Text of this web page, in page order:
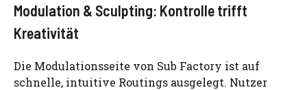
Modulation & Sculpting: Kontrolle trifft
Kreativität
Die Modulationsseite von Sub Factory ist auf
schnelle, intuitive Routings ausgelegt. Nutzer